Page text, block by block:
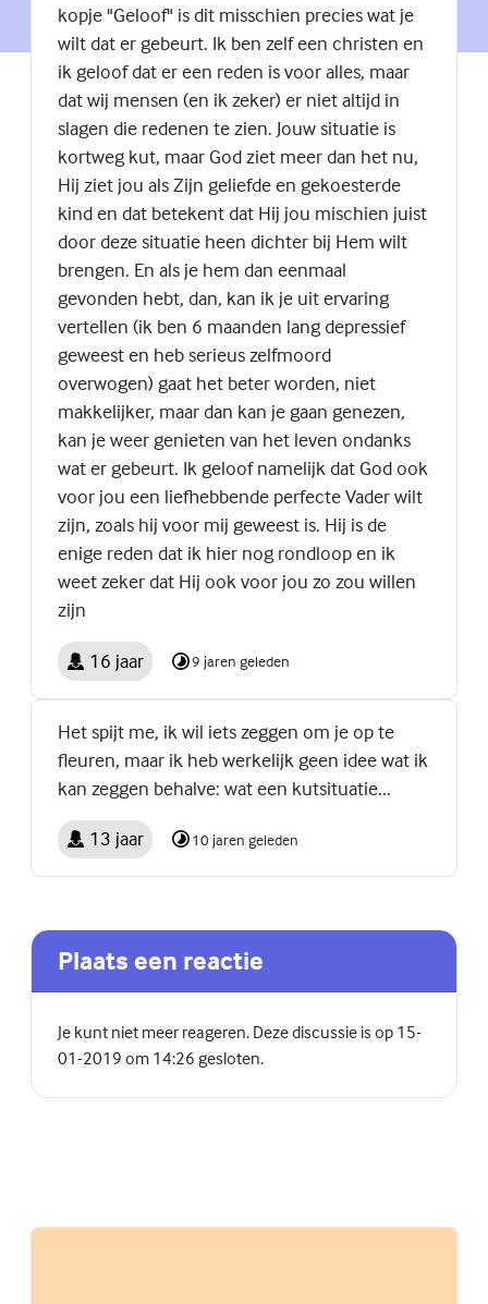
kopje "Geloof" is dit misschien precies wat je
wilt dat er gebeurt. Ik ben zelf een christen en
ik geloof dat er een reden is voor alles, maar
dat wij mensen (en ik zeker) er niet altijd in
slagen die redenen te zien. Jouw situatie is
kortweg kut, maar God ziet meer dan het nu,
Hij ziet jou als Zijn geliefde en gekoesterde
kind en dat betekent dat Hij jou mischien juist
door deze situatie heen dichter bij Hem wilt
brengen. En als je hem dan eenmaal
gevonden hebt, dan, kan ik je uit ervaring
vertellen (ik ben 6 maanden lang depressief
geweest en heb serieus zelfmoord
overwogen) gaat het beter worden, niet
makkelijker, maar dan kan je gaan genezen,
kan je weer genieten van het leven ondanks
wat er gebeurt. Ik geloof namelijk dat God ook
voor jou een liefhebbende perfecte Vader wilt
zijn, zoals hij voor mij geweest is. Hij is de
enige reden dat ik hier nog rondloop en ik
weet zeker dat Hij ook voor jou zo zou willen
zijn
16 jaar 9 jaren geleden
Het spijt me, ik wil iets zeggen om je op te
fleuren, maar ik heb werkelijk geen idee wat ik
kan zeggen behalve: wat een kutsituatie...
13 jaar 10 jaren geleden
Plaats een reactie
Je kunt niet meer reageren. Deze discussie is op 15-
01-2019 om 14:26 gesloten.